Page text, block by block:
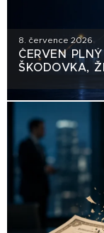
8. července 2026
ČERVEN
ŠKODOVKA,